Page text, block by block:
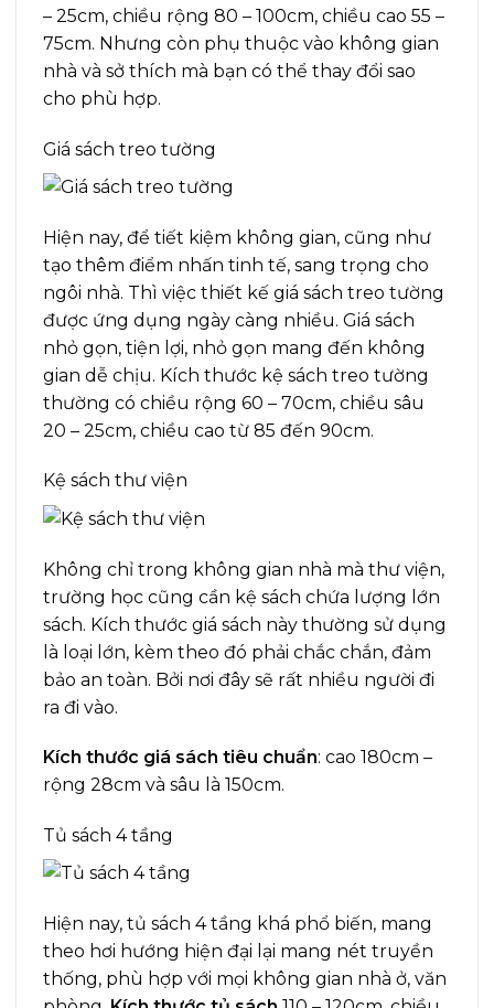
– 25cm, chiều rộng 80 – 100cm, chiều cao 55 –
75cm. Nhưng còn phụ thuộc vào không gian
nhà và sở thích mà bạn có thể thay đổi sao
cho phù hợp.
Giá sách treo tường
Hiện nay, để tiết kiệm không gian, cũng như
tạo thêm điểm nhấn tinh tế, sang trọng cho
ngôi nhà. Thì việc thiết kế giá sách treo tường
được ứng dụng ngày càng nhiều. Giá sách
nhỏ gọn, tiện lợi, nhỏ gọn mang đến không
gian dễ chịu. Kích thước kệ sách treo tường
thường có chiều rộng 60 – 70cm, chiều sâu
20 – 25cm, chiều cao từ 85 đến 90cm.
Kệ sách thư viện
Không chỉ trong không gian nhà mà thư viện,
trường học cũng cần kệ sách chứa lượng lớn
sách. Kích thước giá sách này thường sử dụng
là loại lớn, kèm theo đó phải chắc chắn, đảm
bảo an toàn. Bởi nơi đây sẽ rất nhiều người đi
ra đi vào.
Kích thước giá sách tiêu chuẩn: cao 180cm –
rộng 28cm và sâu là 150cm.
Tủ sách 4 tầng
Hiện nay, tủ sách 4 tầng khá phổ biến, mang
theo hơi hướng hiện đại lại mang nét truyền
thống, phù hợp với mọi không gian nhà ở, văn